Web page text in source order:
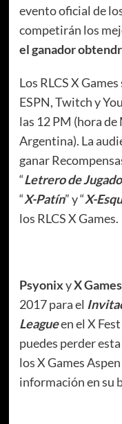
evento oficial de
competirán los
el ganador
Los RLCS X
ESPN, Twitch y
las 12 PM (hora de
Argentina). La
ganar
“Letrero de
“X-Patín” y “X-
los RLCS X Games.
PsyonixyX Games
2017 para el
Leagueen el X
puedes perder
los X Games
información en su